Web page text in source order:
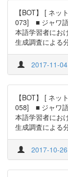
【BOT】 [ ネ
073] ■ ジャワ語
本語学習者にお
生成調査による
2017-11-
【BOT】 [ ネ
058] ■ ジャワ語
本語学習者にお
生成調査による
2017-10-